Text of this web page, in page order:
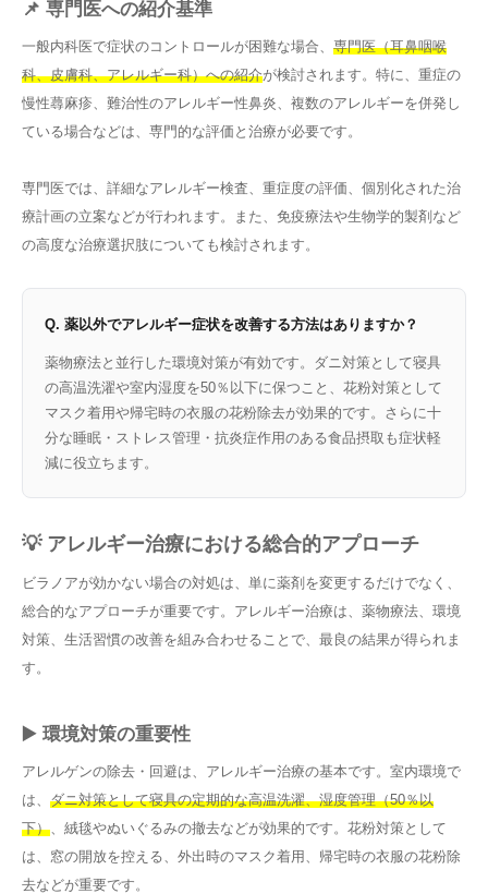
📌 専門医への紹介基準
一般内科医で症状のコントロールが困難な場合、 専門医（耳鼻咽喉
科、皮膚科、アレルギー科）への紹介が検討されます。特に、重症の
慢性蕁麻疹、難治性のアレルギー性鼻炎、複数のアレルギーを併発し
ている場合などは、専門的な評価と治療が必要です。
専門医では、詳細なアレルギー検査、重症度の評価、個別化された治
療計画の立案などが行われます。また、免疫療法や生物学的製剤など
の高度な治療選択肢についても検討されます。
Q. 薬以外でアレルギー症状を改善する方法はありますか？
薬物療法と並行した環境対策が有効です。ダニ対策として寝具
の高温洗濯や室内湿度を50％以下に保つこと、花粉対策として
マスク着用や帰宅時の衣服の花粉除去が効果的です。さらに十
分な睡眠・ストレス管理・抗炎症作用のある食品摂取も症状軽
減に役立ちます。
💡 アレルギー治療における総合的アプローチ
ビラノアが効かない場合の対処は、単に薬剤を変更するだけでなく、
総合的なアプローチが重要です。アレルギー治療は、薬物療法、環境
対策、生活習慣の改善を組み合わせることで、最良の結果が得られま
す。
▶️ 環境対策の重要性
アレルゲンの除去・回避は、アレルギー治療の基本です。室内環境で
は、 ダニ対策として寝具の定期的な高温洗濯、湿度管理（50％以
下） 、絨毯やぬいぐるみの撤去などが効果的です。花粉対策として
は、窓の開放を控える、外出時のマスク着用、帰宅時の衣服の花粉除
去などが重要です。